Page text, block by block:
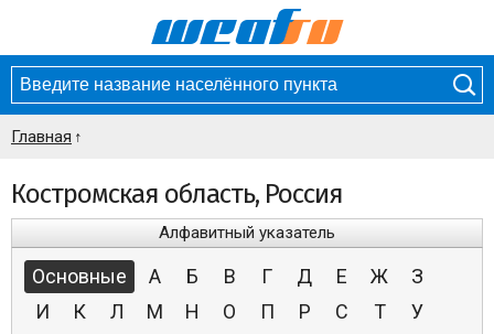
Главная
Костромская область, Россия
Алфавитный указатель
Основные А Б В Г Д Е Ж
З
И
К Л М Н О П Р С Т
У